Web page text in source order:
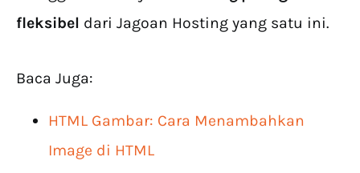
fleksibel dari Jagoan Hosting yang satu ini.
Baca Juga:
HTML Gambar: Cara Menambahkan
Image di HTML